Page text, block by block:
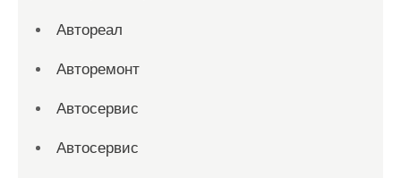
Автореал
Авторемонт
Автосервис
Автосервис